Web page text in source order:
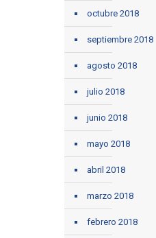
octubre 2018
septiembre 2018
agosto 2018
julio 2018
junio 2018
mayo 2018
abril 2018
marzo 2018
febrero 2018